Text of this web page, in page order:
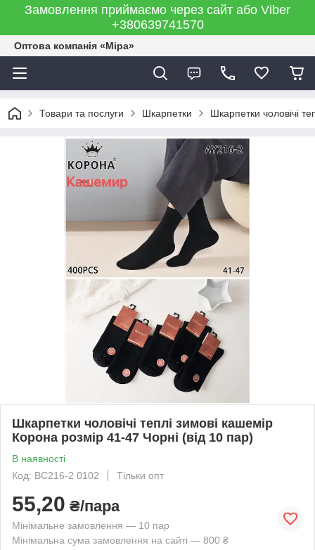
Замовлення приймаємо через сайт або Viber
+380639741570
Оптова компанія «Міра»
Товари та послуги Шкарпетки Шкарпетки чоловічі
Шкарпетки чоловічі теплі зимові кашемір
Корона розмір 41-47 Чорні (від 10 пар)
В наявності
Код: BC216-2 0102
Тільки опт
55,20 ₴/пара
Мінімальне замовлення — 10 пар
Мінімальна сума замовлення на сайті — 800 ₴